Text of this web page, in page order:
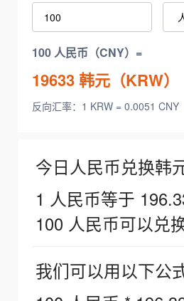
100 人民币（CNY）=
19633韩元（KRW）
反向汇率：1 KRW = 0.0051 CNY
今日人民币兑换韩
1 人民币等于
100 人民币可以兑
我们可以用以下公